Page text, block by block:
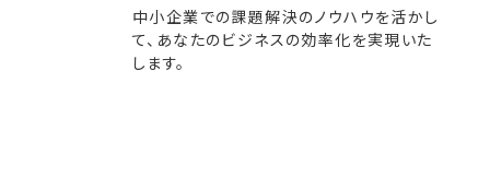
中小企業での課題解決のノウハウを活かし
て、あなたのビジネスの効率化を実現いた
します。